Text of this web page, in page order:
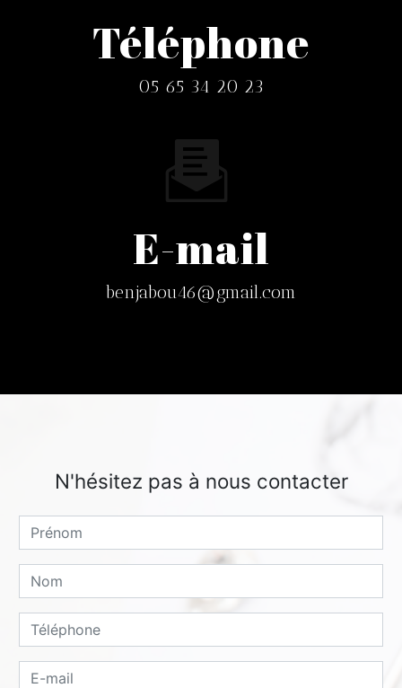
Téléphone
05 65 34 20 23
E-mail
benjabou46@gmail.com
N'hésitez pas à nous contacter